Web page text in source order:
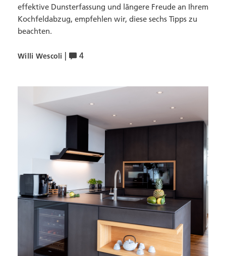
effektive Dunsterfassung und längere Freude an Ihrem
Kochfeldabzug, empfehlen wir, diese sechs Tipps zu
beachten.
Willi Wescoli | 4